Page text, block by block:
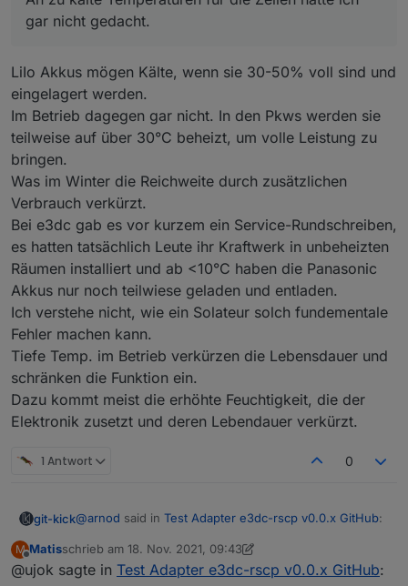
Ich wollte den E3DC in die Garage stellen.
An zu kalte Temperaturen für die Zellen hatte ich gar
nicht gedacht.
gar nicht gedacht.
LiIo Akkus mögen Kälte, wenn sie 30-50% voll sind und
eingelagert werden.
Im Betrieb dagegen gar nicht. In den Pkws werden sie
teilweise auf über 30°C beheizt, um volle Leistung zu
bringen.
Was im Winter die Reichweite durch zusätzlichen
Verbrauch verkürzt.
Bei e3dc gab es vor kurzem ein Service-Rundschreiben,
es hatten tatsächlich Leute ihr Kraftwerk in unbeheizten
Räumen installiert und ab <10°C haben die Panasonic
Akkus nur noch teilwiese geladen und entladen.
Ich verstehe nicht, wie ein Solateur solch fundementale
Fehler machen kann.
Tiefe Temp. im Betrieb verkürzen die Lebensdauer und
schränken die Funktion ein.
Dazu kommt meist die erhöhte Feuchtigkeit, die der
Elektronik zusetzt und deren Lebendauer verkürzt.
1 Antwort 0
git-kick@arnod said in Test Adapter e3dc-rscp v0.0.x GitHub:
Bin mir jetzt nicht sicher, aber war e3dc-
M
Offline
Matisschrieb am 18. Nov. 2021, 09:43
zuletzt editiert von Matis
@ujok sagte in Test Adapter e3dc-rscp v0.0.x GitHub: